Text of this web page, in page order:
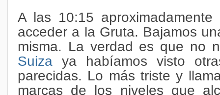
A las 10:15
acceder a la Gruta. Bajamos
misma. La verdad es que no
Suiza ya habíamos visto
parecidas. Lo más triste y
marcas de los niveles que